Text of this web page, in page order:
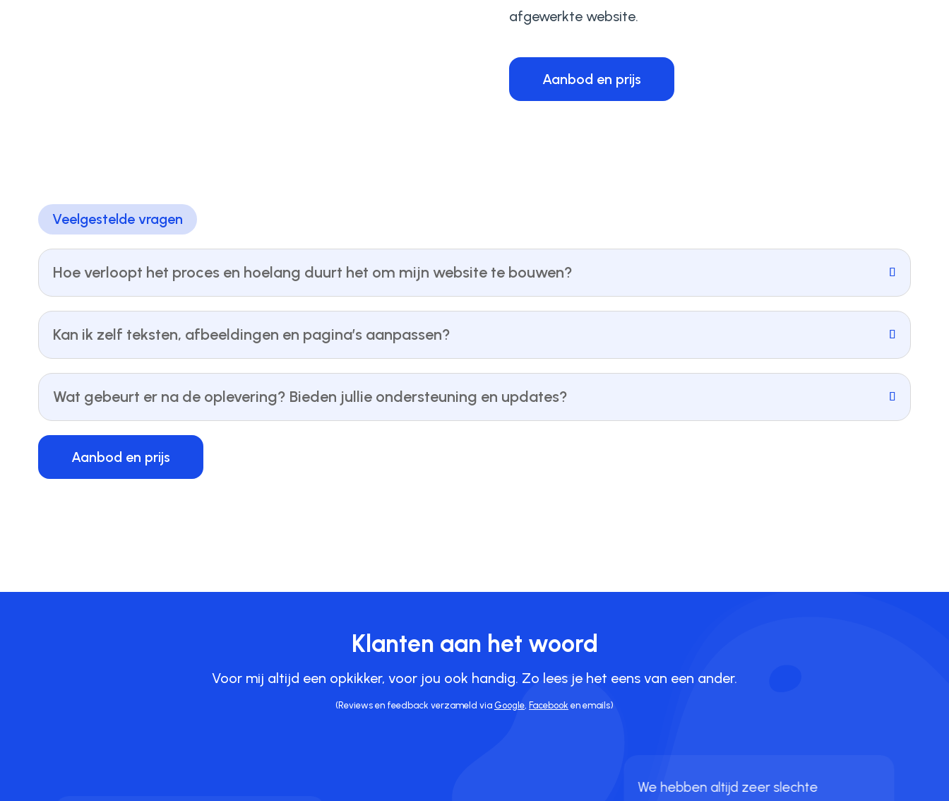
afgewerkte website.
Aanbod en prijs
Veelgestelde vragen
Hoe verloopt het proces en hoelang duurt het om mijn website te bouwen?
Kan ik zelf teksten, afbeeldingen en pagina’s aanpassen?
Wat gebeurt er na de oplevering? Bieden jullie ondersteuning en updates?
Aanbod en prijs
Klanten aan het woord
Voor mij altijd een opkikker, voor jou ook handig. Zo lees je het eens van een ander.
(Reviews en feedback verzameld via Google, Facebook en emails)
We hebben altijd zeer slechte